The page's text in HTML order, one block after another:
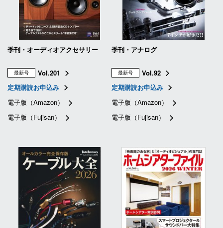
季刊・オーディオアクセサリー
最新号
Vol.201
定期購読お申込み
電子版（Amazon）
電子版（Fujisan）
季刊・アナログ
最新号
Vol.92
定期購読お申込み
電子版（Amazon）
電子版（Fujisan）